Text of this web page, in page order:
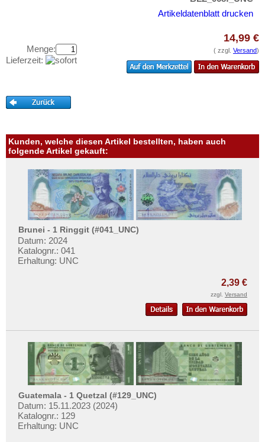
Dominikanische Republik
Falkland Inseln
Grenada
Guatemala
Guyana
Haiti
Honduras
Jamaica
Jason Islands
Kanada
Montserrat
Nicaragua
Niederländische Antillen
Ostkaribische Staaten
Paraguay
Kataloge
Aufbewahrung
Ihre Bewertungen
Informationen
Preislisten
Ankauf
Erhaltungsgrade
Gratisbanknoten
FAQ
Privatsphäre und Datenschutz
Liefer- und Versandkosten
AGB
Impressum
Artikeldatenblatt drucken
Menge:
Lieferzeit:
14,99 €
( zzgl. Versand)
Kunden, welche diesen Artikel bestellten, haben auch
folgende Artikel gekauft:
Brunei - 1 Ringgit (#041_UNC)
Datum: 2024
Katalognr.: 041
Erhaltung: UNC
2,39 €
zzgl. Versand
Guatemala - 1 Quetzal (#129_UNC)
Datum: 15.11.2023 (2024)
Katalognr.: 129
Erhaltung: UNC